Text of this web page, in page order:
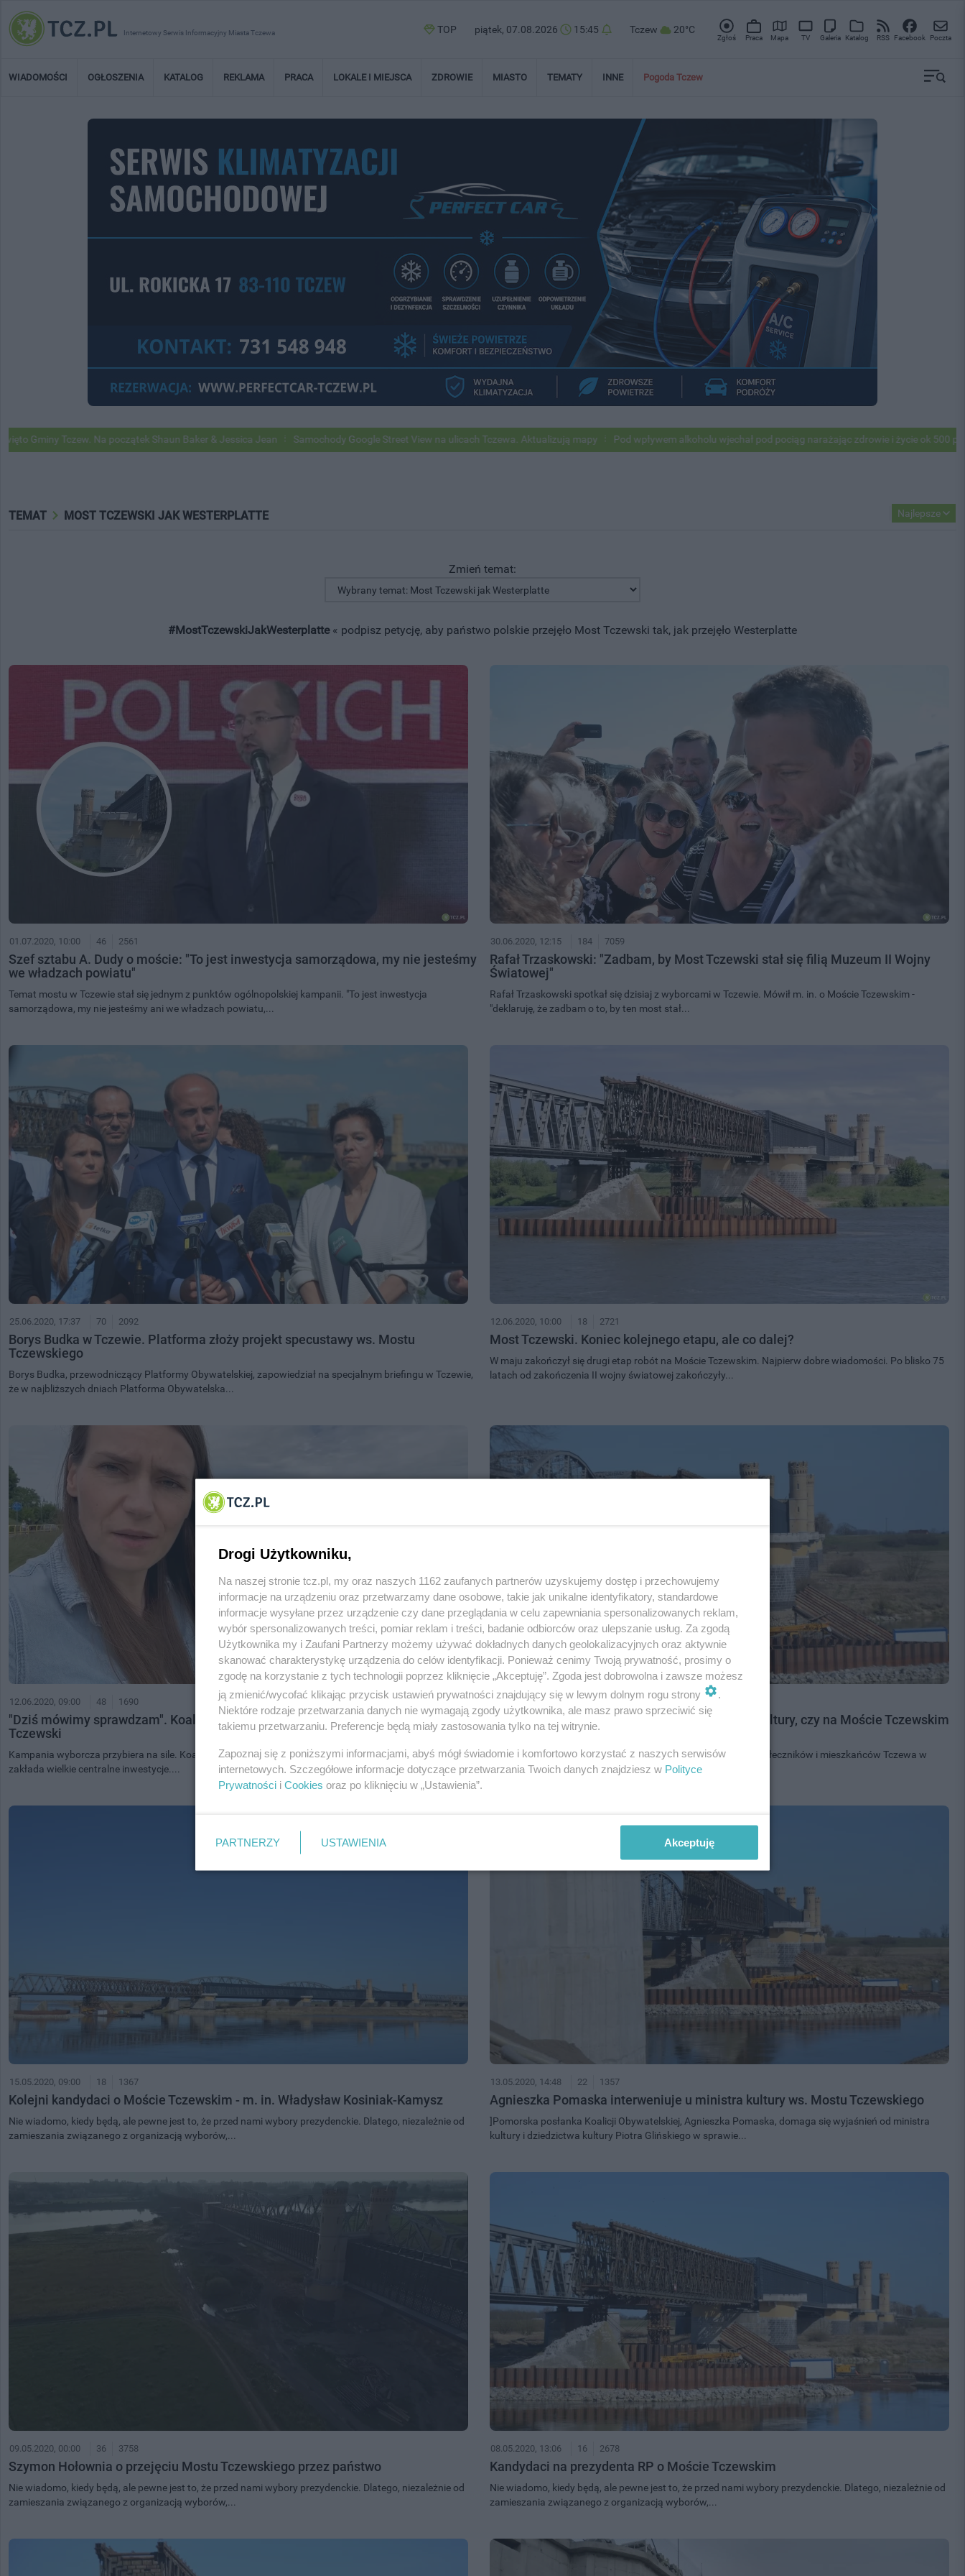
Internetowy Serwis Informacyjny Miasta Tczewa TOP piątek, 07.08.2026 15:45 Tczew 20°C
Zgłoś Praca Mapa TV Galeria Katalog RSS Facebook Poczta
WIADOMOŚCI OGŁOSZENIA KATALOG REKLAMA PRACA LOKALE I MIEJSCA ZDROWIE MIASTO TEMATY INNE Pogoda Tczew
początek Shaun Baker & Jessica Jean Samochody Google Street View na ulicach Tczewa. Aktualizują mapy Pod wpływem alkoholu wjechał pod pociąg narażając zdrowie i życie ok 500 pasażerów! PKP
Najlepsze
TEMAT MOST TCZEWSKI JAK WESTERPLATTE
Zmień temat:
#MostTczewskiJakWesterplatte« podpisz petycję, aby państwo polskie przejęło Most Tczewski tak, jak przejęło Westerplatte
01.07.2020, 10:00 46 2561
Szef sztabu A. Dudy o moście: "To jest inwestycja samorządowa, my nie jesteśmy
we władzach powiatu"
Temat mostu w Tczewie stał się jednym z punktów ogólnopolskiej kampanii. "To jest inwestycja
samorządowa, my nie jesteśmy ani we władzach powiatu,...
30.06.2020, 12:15 184 7059
Rafał Trzaskowski: "Zadbam, by Most Tczewski stał się filią Muzeum II Wojny
Światowej"
Rafał Trzaskowski spotkał się dzisiaj z wyborcami w Tczewie. Mówił m. in. o Moście Tczewskim -
"deklaruję, że zadbam o to, by ten most stał...
25.06.2020, 17:37 70 2092
Borys Budka w Tczewie. Platforma złoży projekt specustawy ws. Mostu
Tczewskiego
Borys Budka, przewodniczący Platformy Obywatelskiej, zapowiedział na specjalnym briefingu w Tczewie,
że w najbliższych dniach Platforma Obywatelska...
12.06.2020, 10:00 18 2721
Most Tczewski. Koniec kolejnego etapu, ale co dalej?
W maju zakończył się drugi etap robót na Moście Tczewskim. Najpierw dobre wiadomości. Po blisko 75
latach od zakończenia II wojny światowej zakończyły...
12.06.2020, 09:00 48 1690
"Dziś mówimy sprawdzam". Koalicja Obywatelska pyta Andrzeja Dudę o Most
Tczewski
Kampania wyborcza przybiera na sile. Koalicja Obywatelska przygotowała kontrę do "Planu Dudy", który
zakłada wielkie centralne inwestycje....
20.05.2020, 12:00 14 1667
Szefowa Kancelarii Prezydenta RP pyta resort kultury, czy na Moście Tczewskim
może powstać oddział Muzeum II WŚ
Jest odpowiedź szefowej Kancelarii Prezydenta RP na apel społeczników i mieszkańców Tczewa w
sprawie ratowania Mostu Tczewskiego. Halina Szymańska...
15.05.2020, 09:00 18 1367
Kolejni kandydaci o Moście Tczewskim - m. in. Władysław Kosiniak-Kamysz
Nie wiadomo, kiedy będą, ale pewne jest to, że przed nami wybory prezydenckie. Dlatego, niezależnie od
zamieszania związanego z organizacją wyborów,...
13.05.2020, 14:48 22 1357
Agnieszka Pomaska interweniuje u ministra kultury ws. Mostu Tczewskiego
]Pomorska posłanka Koalicji Obywatelskiej, Agnieszka Pomaska, domaga się wyjaśnień od ministra
kultury i dziedzictwa kultury Piotra Glińskiego w sprawie...
09.05.2020, 00:00 36 3758
Szymon Hołownia o przejęciu Mostu Tczewskiego przez państwo
Nie wiadomo, kiedy będą, ale pewne jest to, że przed nami wybory prezydenckie. Dlatego, niezależnie od
zamieszania związanego z organizacją wyborów,...
08.05.2020, 13:06 16 2678
Kandydaci na prezydenta RP o Moście Tczewskim
Nie wiadomo, kiedy będą, ale pewne jest to, że przed nami wybory prezydenckie. Dlatego, niezależnie od
zamieszania związanego z organizacją wyborów,...
Drogi Użytkowniku,
Na naszej stronie tcz.pl, my oraz naszych 1162 zaufanych partnerów uzyskujemy dostęp i przechowujemy
informacje na urządzeniu oraz przetwarzamy dane osobowe, takie jak unikalne identyfikatory, standardowe
informacje wysyłane przez urządzenie czy dane przeglądania w celu zapewniania spersonalizowanych reklam,
wybór spersonalizowanych treści, pomiar reklam i treści, badanie odbiorców oraz ulepszanie usług. Za zgodą
Użytkownika my i Zaufani Partnerzy możemy używać dokładnych danych geolokalizacyjnych oraz aktywnie
skanować charakterystykę urządzenia do celów identyfikacji. Ponieważ cenimy Twoją prywatność, prosimy o
zgodę na korzystanie z tych technologii poprzez kliknięcie „Akceptuję”. Zgoda jest dobrowolna i zawsze możesz
ją zmienić/wycofać klikając przycisk ustawień prywatności znajdujący się w lewym dolnym rogu strony
.
Niektóre rodzaje przetwarzania danych nie wymagają zgody użytkownika, ale masz prawo sprzeciwić się
takiemu przetwarzaniu. Preferencje będą miały zastosowania tylko na tej witrynie.
Zapoznaj się z poniższymi informacjami, abyś mógł świadomie i komfortowo korzystać z naszych serwisów
internetowych. Szczegółowe informacje dotyczące przetwarzania Twoich danych znajdziesz w Polityce
Prywatności i Cookies oraz po kliknięciu w „Ustawienia”.
PARTNERZY USTAWIENIA Akceptuję